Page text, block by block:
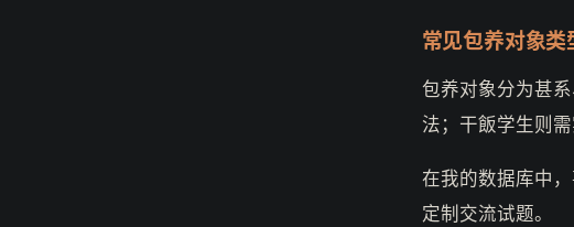
常见包养对象类
包养对象分为甚
法；干飯学生则
在我的数据库中
定制交流试题。